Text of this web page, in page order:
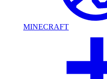
MINECRAFT